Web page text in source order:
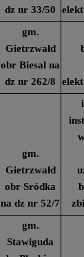
dz nr 33/50
gm.
Gietrzwałd
obr Biesal na
dz nr 262/8
gm.
Gietrzwałd
obr Sródka
na dz nr 52/7
gm.
Stawiguda